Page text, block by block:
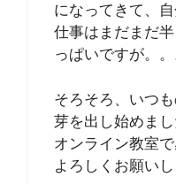
になってきて、
仕事はまだまだ
っぱいですが。。
そろそろ、いつ
芽を出し始めまし
オンライン教室
よろしくお願いし